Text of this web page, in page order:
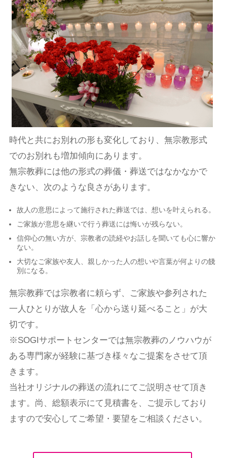
時代と共にお別れの形も変化しており、無宗教形式
でのお別れも増加傾向にあります。
無宗教葬には他の形式の葬儀・葬送ではなかなかで
きない、次のような良さがあります。
故人の意思によって施行された葬送では、想いを叶えられる。
ご家族が意思を継いで行う葬送には悔いが残らない。
信仰心の無い方が、宗教者の読経やお話しを聞いても心に響か
ない。
大切なご家族や友人、親しかった人の想いや言葉が何よりの餞
別になる。
無宗教葬では宗教者に頼らず、ご家族や参列された
一人ひとりが故人を「心から送り延べること」が大
切です。
※SOGIサポートセンターでは無宗教葬のノウハウが
ある専門家が経験に基づき様々なご提案をさせて頂
きます。
当社オリジナルの葬送の流れにてご説明させて頂き
ます。尚、総額表示にて見積書を、ご提示しており
ますので安心してご希望・要望をご相談ください。